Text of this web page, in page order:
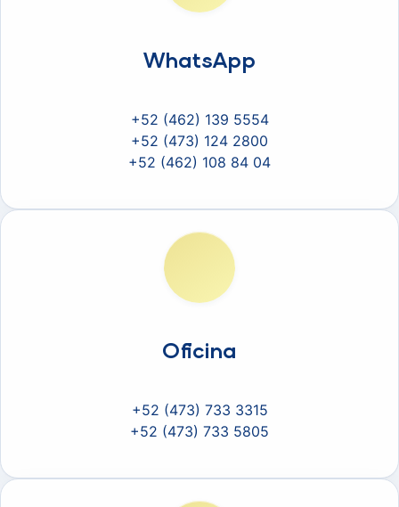
WhatsApp
+52 (462) 139 5554
+52 (473) 124 2800
+52 (462) 108 84 04
Oficina
+52 (473) 733 3315
+52 (473) 733 5805